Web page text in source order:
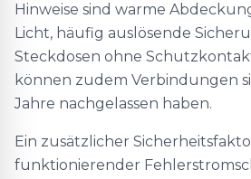
Hinweise sind warme
Licht, häufig auslösende
Steckdosen ohne
können zudem Verbindungen
Jahre nachgelassen haben.
Ein zusätzlicher
funktionierender